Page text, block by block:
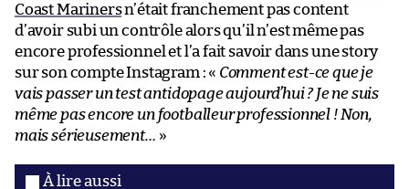
Coast Marinersn’était franchement pas content
d’avoir subi un contrôle alors qu’il n’est même pas
encore professionnel et l’a fait savoir dans une story
sur son compte Instagram : « Comment est-ce que je
vais passer un test antidopage aujourd’hui ? Je ne suis
même pas encore un footballeur professionnel ! Non,
mais sérieusement… »